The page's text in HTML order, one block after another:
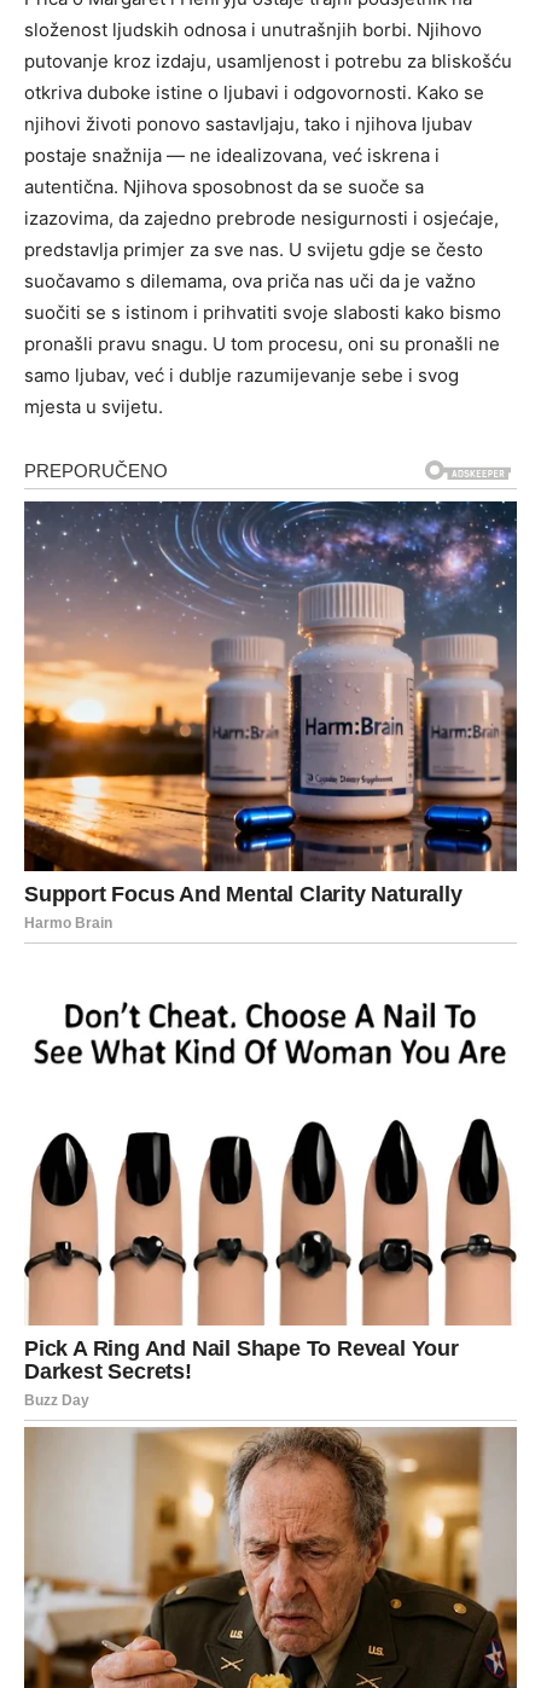
složenost ljudskih odnosa i unutrašnjih borbi. Njihovo
putovanje kroz izdaju, usamljenost i potrebu za bliskošću
otkriva duboke istine o ljubavi i odgovornosti. Kako se
njihovi životi ponovo sastavljaju, tako i njihova ljubav
postaje snažnija — ne idealizovana, već iskrena i
autentična. Njihova sposobnost da se suoče sa
izazovima, da zajedno prebrode nesigurnosti i osjećaje,
predstavlja primjer za sve nas. U svijetu gdje se često
suočavamo s dilemama, ova priča nas uči da je važno
suočiti se s istinom i prihvatiti svoje slabosti kako bismo
pronašli pravu snagu. U tom procesu, oni su pronašli ne
samo ljubav, već i dublje razumijevanje sebe i svog
mjesta u svijetu.